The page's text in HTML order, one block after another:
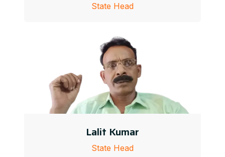
State Head
Lalit Kumar
State Head